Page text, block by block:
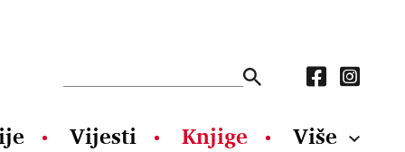
Vijesti Knjige Više